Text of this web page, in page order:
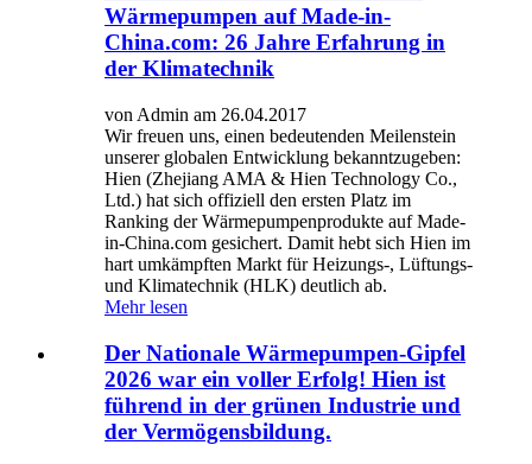
Wärmepumpen auf Made-in-
China.com: 26 Jahre Erfahrung in
der Klimatechnik
von Admin am 26.04.2017
Wir freuen uns, einen bedeutenden Meilenstein
unserer globalen Entwicklung bekanntzugeben:
Hien (Zhejiang AMA & Hien Technology Co.,
Ltd.) hat sich offiziell den ersten Platz im
Ranking der Wärmepumpenprodukte auf Made-
in-China.com gesichert. Damit hebt sich Hien im
hart umkämpften Markt für Heizungs-, Lüftungs-
und Klimatechnik (HLK) deutlich ab.
Mehr lesen
Der Nationale Wärmepumpen-Gipfel
2026 war ein voller Erfolg! Hien ist
führend in der grünen Industrie und
der Vermögensbildung.